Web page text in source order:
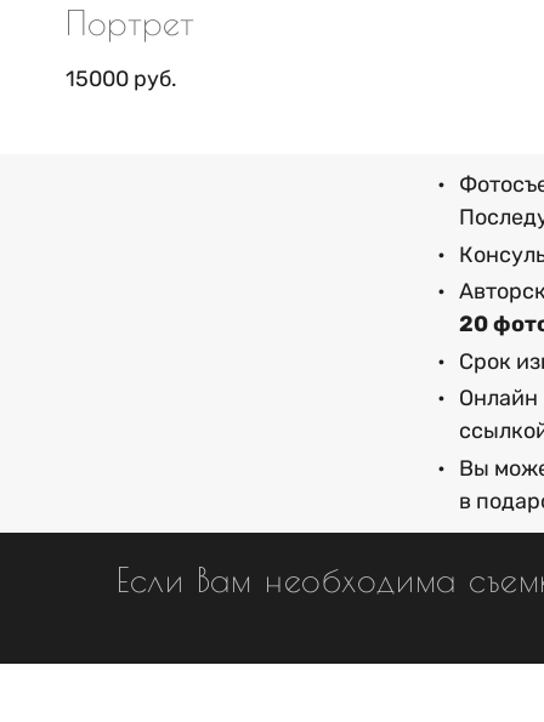
Портрет
15000 руб.
20
Срок
Онлайн
Вы
в
Если Вам необходима